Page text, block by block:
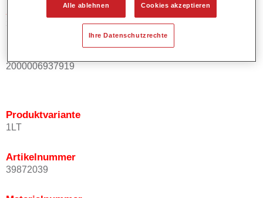
Artikelnummer
39872038
2000006937919
Produktvariante
1LT
Artikelnummer
39872039
Alle ablehnen Cookies akzeptieren
Ihre Datenschutzrechte